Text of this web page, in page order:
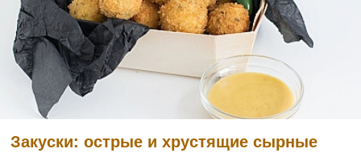
Закуски: острые и хрустящие сырные